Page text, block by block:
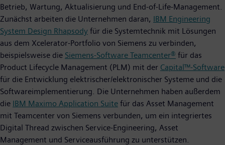
Betrieb, Wartung, Aktualisierung und End-of-Life-Management.
Zunächst arbeiten die Unternehmen daran, IBM Engineering
System Design Rhapsody für die Systemtechnik mit Lösungen
aus dem Xcelerator-Portfolio von Siemens zu verbinden,
beispielsweise die Siemens-Software Teamcenter® für das
Product Lifecycle Management (PLM) mit der Capital™-Software
für die Entwicklung elektrischer/elektronischer Systeme und die
Softwareimplementierung. Die Unternehmen haben außerdem
die IBM Maximo Application Suite für das Asset Management
mit Teamcenter von Siemens verbunden, um ein integriertes
Digital Thread zwischen Service-Engineering, Asset
Management und Serviceausführung zu unterstützen.